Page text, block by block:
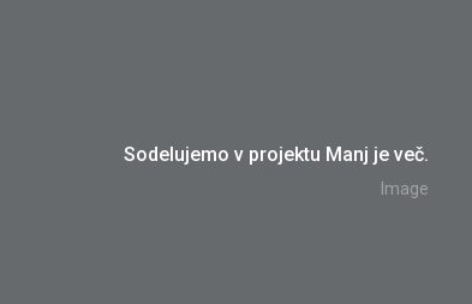
Sodelujemo v projektu Manj je več.